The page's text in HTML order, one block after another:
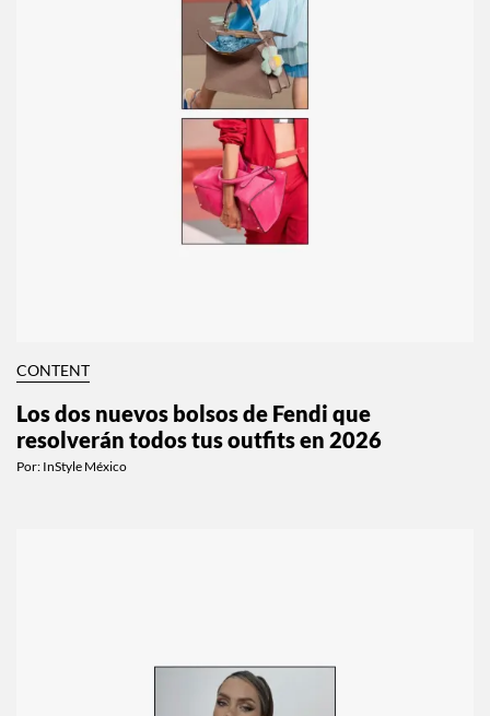
CONTENT
Los dos nuevos bolsos de Fendi que
resolverán todos tus outfits en 2026
Por: InStyle México